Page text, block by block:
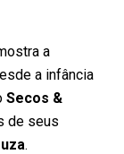
a
a infância
Secos &
de seus
.